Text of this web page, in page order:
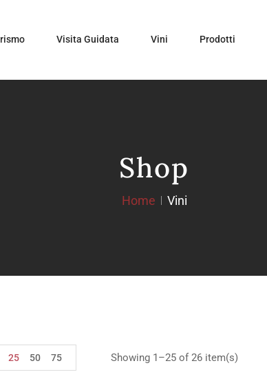
Visita Guidata Vini Prodotti
Shop
Home Vini
Showing 1–25 of 26 item(s)
25 50 75